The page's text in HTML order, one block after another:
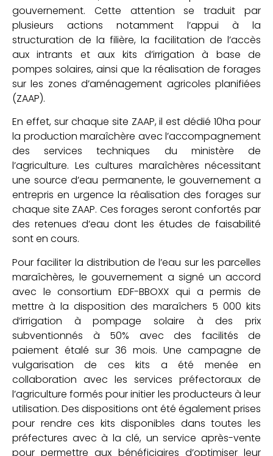
gouvernement. Cette attention se traduit par
plusieurs actions notamment l’appui à la
structuration de la filière, la facilitation de l’accès
aux intrants et aux kits d’irrigation à base de
pompes solaires, ainsi que la réalisation de forages
sur les zones d’aménagement agricoles planifiées
(ZAAP).
En effet, sur chaque site ZAAP, il est dédié 10ha pour
la production maraîchère avec l’accompagnement
des services techniques du ministère de
l’agriculture. Les cultures maraîchères nécessitant
une source d’eau permanente, le gouvernement a
entrepris en urgence la réalisation des forages sur
chaque site ZAAP. Ces forages seront confortés par
des retenues d’eau dont les études de faisabilité
sont en cours.
Pour faciliter la distribution de l’eau sur les parcelles
maraîchères, le gouvernement a signé un accord
avec le consortium EDF-BBOXX qui a permis de
mettre à la disposition des maraîchers 5 000 kits
d’irrigation à pompage solaire à des prix
subventionnés à 50% avec des facilités de
paiement étalé sur 36 mois. Une campagne de
vulgarisation de ces kits a été menée en
collaboration avec les services préfectoraux de
l’agriculture formés pour initier les producteurs à leur
utilisation. Des dispositions ont été également prises
pour rendre ces kits disponibles dans toutes les
préfectures avec à la clé, un service après-vente
pour permettre aux bénéficiaires d’optimiser leur